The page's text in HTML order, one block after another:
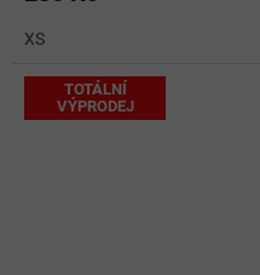
XS
TOTÁLNÍ
VÝPRODEJ